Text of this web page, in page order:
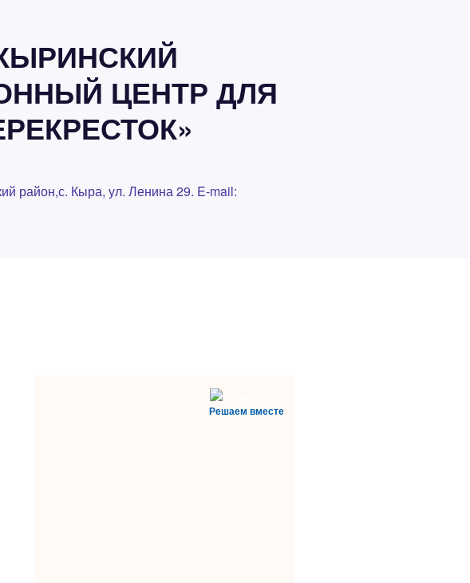
ЦЕНТР ДЛЯ
район,с. Кыра, ул. Ленина 29. E-mail:
Решаем вместе